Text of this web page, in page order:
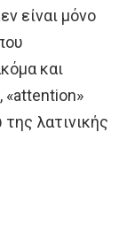
είναι μόνο
και
«attention»
λατινικής